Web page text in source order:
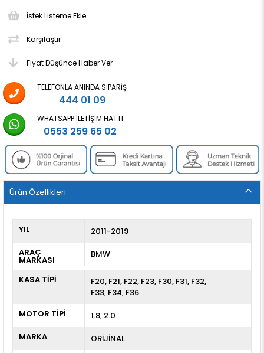
İstek Listeme Ekle
Karşılaştır
Fiyat Düşünce Haber Ver
TELEFONLA ANINDA SIPARIŞ
444 01 09
WHATSAPP İLETIŞIM HATTI
0553 259 65 02
Ürün Özellikleri
YIL
2011-2019
ARAÇ
MARKASI
BMW
KASA TİPİ F20 F21 F22 F23 F30 F31 F32
F33 F34 F36
MOTOR TİPİ
1.8, 2.0
MARKA
ORİJİNAL